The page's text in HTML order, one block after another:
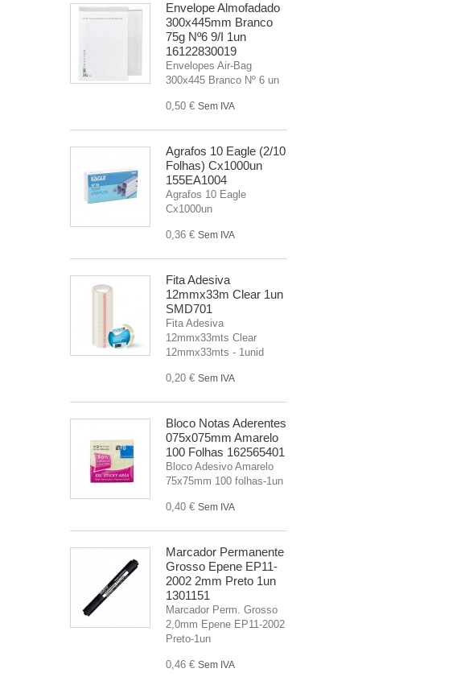
Envelope Almofadado
300x445mm Branco
75g Nº6 9/I 1un
16122830019
Envelopes Air-Bag
300x445 Branco Nº 6 un
0,50 € Sem IVA
Agrafos 10 Eagle (2/10
Folhas) Cx1000un
155EA1004
Agrafos 10 Eagle
Cx1000un
0,36 € Sem IVA
Fita Adesiva
12mmx33m Clear 1un
SMD701
Fita Adesiva
12mmx33mts Clear
12mmx33mts - 1unid
0,20 € Sem IVA
Bloco Notas Aderentes
075x075mm Amarelo
100 Folhas 162565401
Bloco Adesivo Amarelo
75x75mm 100 folhas-1un
0,40 € Sem IVA
Marcador Permanente
Grosso Epene EP11-
2002 2mm Preto 1un
1301151
Marcador Perm. Grosso
2,0mm Epene EP11-2002
Preto-1un
0,46 € Sem IVA